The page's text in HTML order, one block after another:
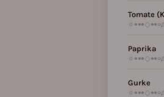
Tomate
●●● ●●○
Paprika
●●● ●●○
Gurke
●●● ●●○